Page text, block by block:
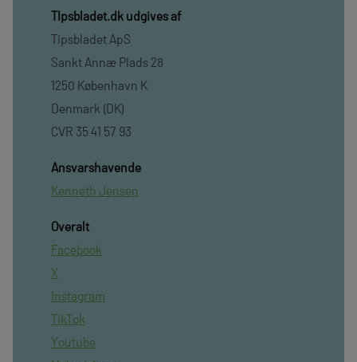
TIpsbladet.dk udgives af
Tipsbladet ApS
Sankt Annæ Plads 28
1250 København K
Denmark (DK)
CVR 35 41 57 93
Ansvarshavende
Kenneth Jensen
Overalt
Facebook
X
Instagram
TikTok
Youtube